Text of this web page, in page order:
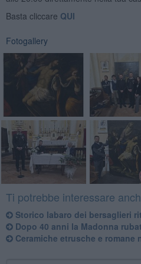
Basta cliccare QUI
Fotogallery
Ti potrebbe interessare
Storico labaro dei bersaglieri
Dopo 40 anni la Madonna
Ceramiche etrusche e romane